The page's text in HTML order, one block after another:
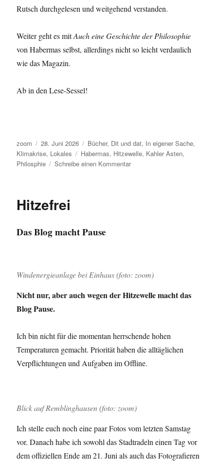
Rutsch durchgelesen und weitgehend verstanden.
Weiter geht es mitAuch eine Geschichte der Philosophie
von Habermas selbst, allerdings nicht so leicht verdaulich
wie das Magazin.
Ab in den Lese-Sessel!
Autor
zoom
Veröffentlicht
am
28. Juni 2026 Kategorien
Bücher, Dit und dat, In eigener Sache,
Klimakrise, Lokales Schlagwörter
Habermas, Hitzewelle, Kahler Asten,
Philosphie
Schreibe einen Kommentarzu
Hitzefrei
Das Blog macht Pause
Windenergieanlage bei Einhaus (foto: zoom)
Nicht nur, aber auch wegen der Hitzewelle macht das
Blog Pause.
Ich bin nicht für die momentan herrschende hohen
Temperaturen gemacht. Priorität haben die alltäglichen
Verpflichtungen und Aufgaben im Offline.
Blick auf Remblinghausen (foto: zoom)
Ich stelle euch noch eine paar Fotos vom letzten Samstag
vor. Danach habe ich sowohl das Stadtradeln einen Tag vor
dem offiziellen Ende am 21. Juni als auch das Fotografieren